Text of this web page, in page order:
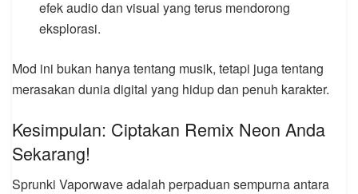
efek audio dan visual yang terus mendorong
eksplorasi.
Mod ini bukan hanya tentang musik, tetapi juga tentang
merasakan dunia digital yang hidup dan penuh karakter.
Kesimpulan: Ciptakan Remix Neon Anda
Sekarang!
Sprunki Vaporwave adalah perpaduan sempurna antara